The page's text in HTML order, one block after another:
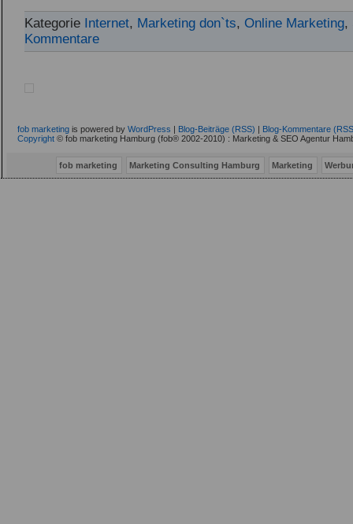
Kategorie Internet, Marketing don`ts, Online Marketing,
Kommentare
fob marketing is powered by WordPress | Blog-Beiträge (RSS) | Blog-Kommentare
Copyright © fob marketing Hamburg (fob® 2002-2010) : Marketing & SEO Agentur
fob marketing Marketing Consulting Hamburg Marketing